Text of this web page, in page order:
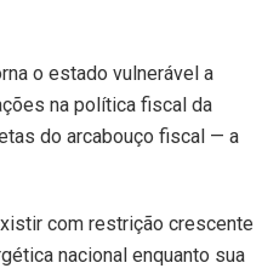
o estado vulnerável a
na política fiscal da
do arcabouço fiscal — a
com restrição crescente
nacional enquanto sua